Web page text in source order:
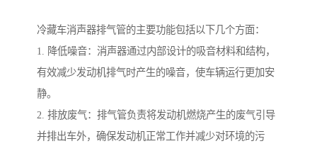
冷藏车消声器排气管的主要功能包括以下几个方面：
1. 降低噪音：消声器通过内部设计的吸音材料和结构，
有效减少发动机排气时产生的噪音，使车辆运行更加安
静。
2. 排放废气：排气管负责将发动机燃烧产生的废气引导
并排出车外，确保发动机正常工作并减少对环境的污